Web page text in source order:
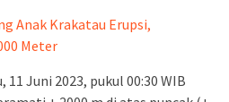
Anak Krakatau Erupsi,
Meter
Juni 2023, pukul 00:30 WIB